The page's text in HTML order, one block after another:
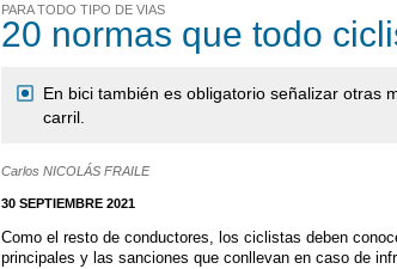
PARA TODO TIPO DE VIAS
20 normas que todo
En bici también es obligatorio señalizar otras
carril.
Carlos NICOLÁS FRAILE
30 SEPTIEMBRE 2021
Como el resto de conductores, los ciclistas deben
principales y las sanciones que conllevan en caso de